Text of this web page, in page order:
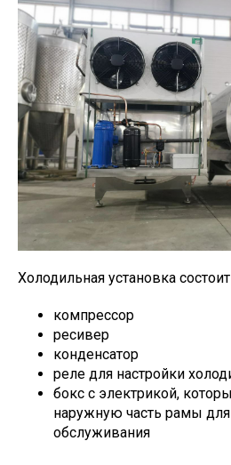
Холодильная установка
компрессор
ресивер
конденсатор
реле для настройки
бокс с электрикой,
наружную часть рамы для
обслуживания